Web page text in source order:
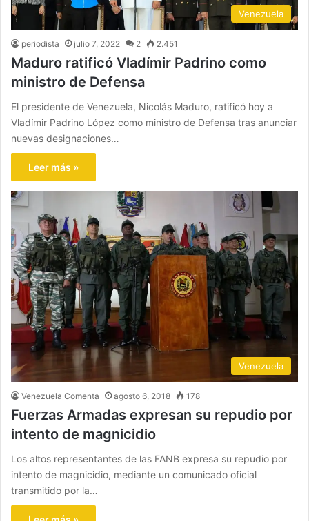
Venezuela
periodista julio 7, 2022 2 2.451
Maduro ratificó Vladímir Padrino como
ministro de Defensa
El presidente de Venezuela, Nicolás Maduro, ratificó hoy a
Vladímir Padrino López como ministro de Defensa tras anunciar
nuevas designaciones…
Leer más »
Venezuela
Venezuela Comenta agosto 6, 2018 178
Fuerzas Armadas expresan su repudio por
intento de magnicidio
Los altos representantes de las FANB expresa su repudio por
intento de magnicidio, mediante un comunicado oficial
transmitido por la…